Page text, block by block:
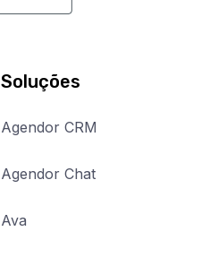
Soluções
Agendor CRM
Agendor Chat
Ava